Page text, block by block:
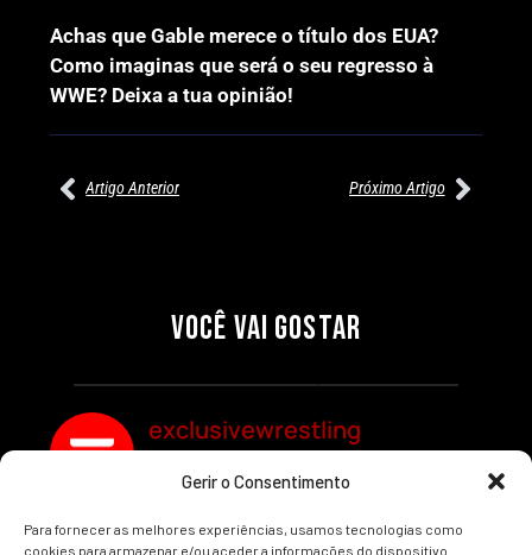
Gerir o Consentimento
Para fornecer as melhores experiências, usamos tecnologias como
cookies para armazenar e/ou aceder a informações do dispositivo.
Achas que Gable merece o título dos EUA?
Como imaginas que será o seu regresso à
WWE? Deixa a tua opinião!
Artigo Anterior Próximo Artigo
VOCÊ VAI GOSTAR
SEGMENTOS A NÃO PERDER
Por exclusivewrestling
MUNDIAL FEMININO NA AEW
REDEMPTION
Por exclusivewrestling
exclusivewrestling
Ver mais Artigos